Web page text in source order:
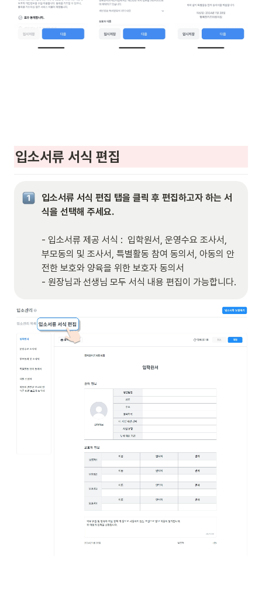
입소서류 서식 편집
입소서류 서식 편집 탭을 클릭 후 편집하고자 하는 서
- 입소서류 제공 서식 :  입학원서, 운영수요 조사서,
부모동의 및 조사서, 특별활동 참여 동의서, 아동의 안
전한 보호와 양육을 위한 보호자 동의서
- 원장님과 선생님 모두 서식 내용 편집이 가능합니다.